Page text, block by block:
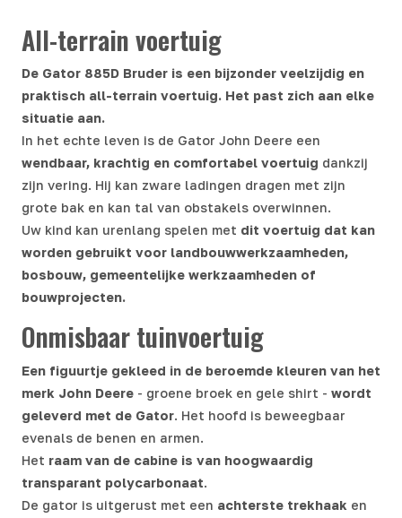
All-terrain voertuig
De Gator 885D Bruder is een bijzonder veelzijdig en
praktisch all-terrain voertuig. Het past zich aan elke
situatie aan.
In het echte leven is de Gator John Deere een
wendbaar, krachtig en comfortabel voertuig dankzij
zijn vering. Hij kan zware ladingen dragen met zijn
grote bak en kan tal van obstakels overwinnen.
Uw kind kan urenlang spelen met dit voertuig dat kan
worden gebruikt voor landbouwwerkzaamheden,
bosbouw, gemeentelijke werkzaamheden of
bouwprojecten.
Onmisbaar tuinvoertuig
Een figuurtje gekleed in de beroemde kleuren van het
merk John Deere - groene broek en gele shirt - wordt
geleverd met de Gator. Het hoofd is beweegbaar
evenals de benen en armen.
Het raam van de cabine is van hoogwaardig
transparant polycarbonaat.
De gator is uitgerust met een achterste trekhaak en